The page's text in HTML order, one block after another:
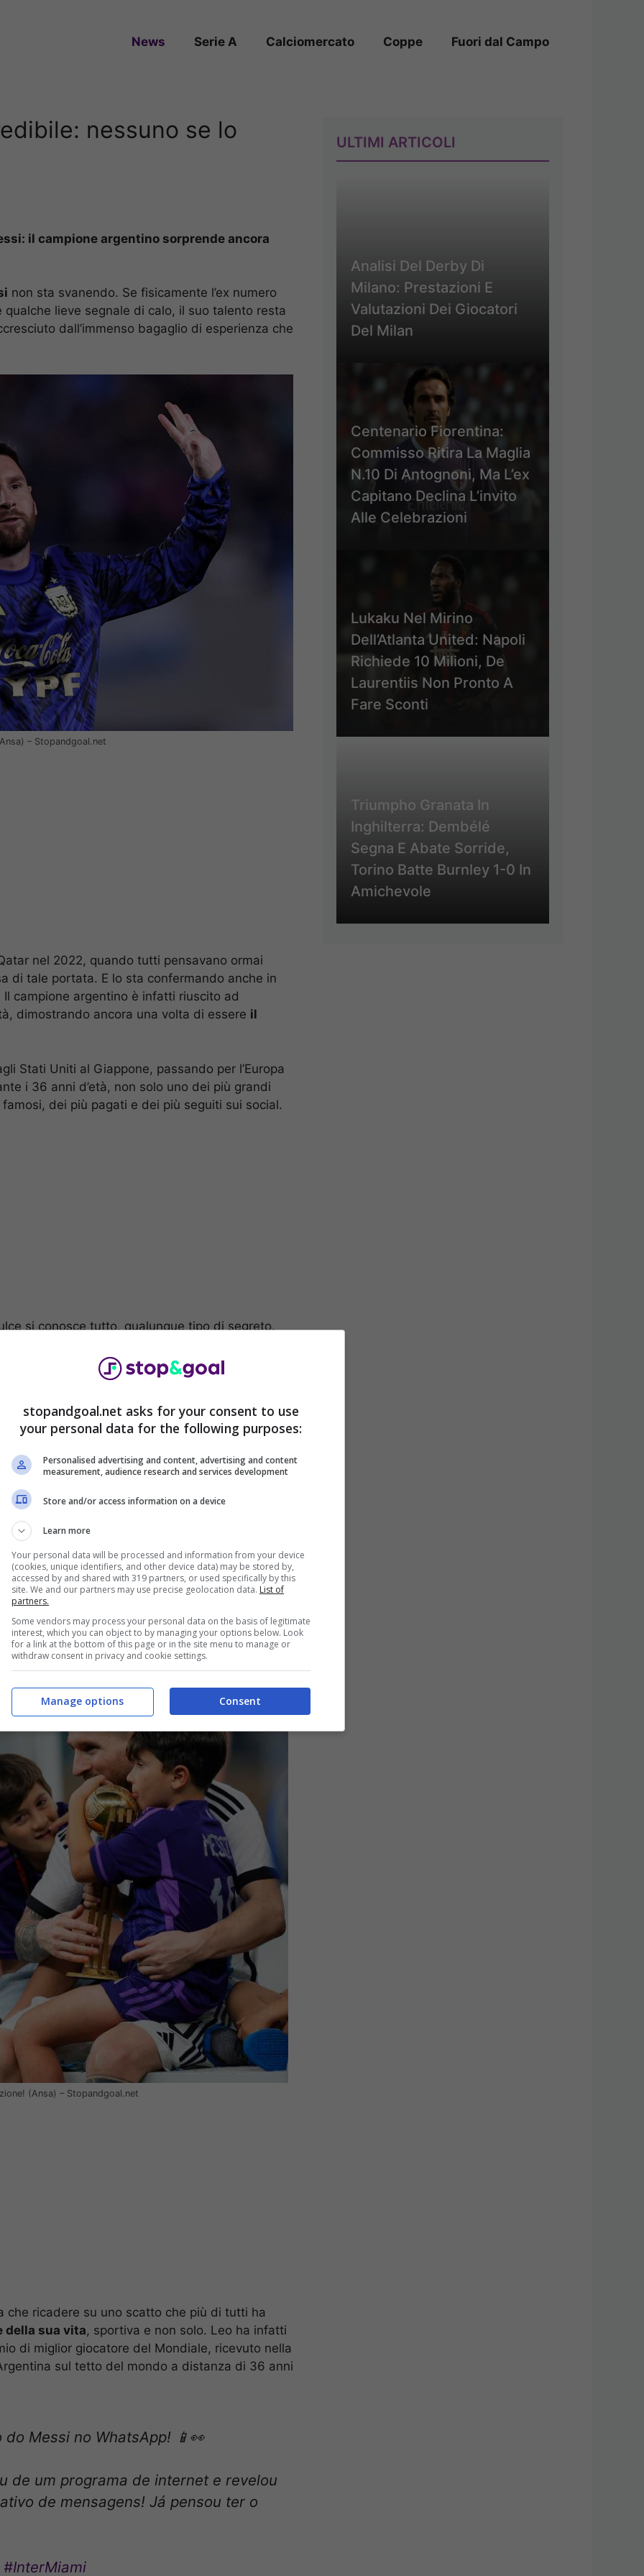
News Serie A Calciomercato Coppe Fuori dal Campo
nessuno se lo
il campione argentino sorprende ancora
non sta svanendo. Se fisicamente l’ex numero
lieve segnale di calo, il suo talento resta
dall’immenso bagaglio di esperienza che
– Stopandgoal.net
nel 2022, quando tutti pensavano ormai
di tale portata. E lo sta confermando anche in
campione argentino è infatti riuscito ad
dimostrando ancora una volta di essere il
Stati Uniti al Giappone, passando per l’Europa
i 36 anni d’età, non solo uno dei più grandi
dei più pagati e dei più seguiti sui social.
si conosce tutto, qualunque tipo di segreto.
ancora state svelate. Fino a qualche giorno
la sua
foto profilo su WhatsApp. Adesso però
è stata resa pubblica: e la sua scelta ha
su WhatsApp? La
di un fuoriclasse planetario come Messi è
i familiari più stretti, gli amici più cari, forse
questo numero così prezioso ci sono però
, che ha pensato bene di togliere una curiosità a
il mondo, rendendo nota una volta per tutte
su WhatsApp.
(Ansa) – Stopandgoal.net
che ricadere su uno scatto che più di tutti ha
della sua vita, sportiva e non solo. Leo ha infatti
di miglior giocatore del Mondiale, ricevuto nella
sul tetto del mondo a distanza di 36 anni
Messi no WhatsApp! 📱👀
de um programa de internet e revelou
de mensagens! Já pensou ter o
#InterMiami
ULTIMI ARTICOLI
Analisi Del Derby Di
Milano: Prestazioni E
Valutazioni Dei Giocatori
Del Milan
Centenario Fiorentina:
Commisso Ritira La Maglia
N.10 Di Antognoni, Ma L’ex
Capitano Declina L’invito
Alle Celebrazioni
Lukaku Nel Mirino
Dell’Atlanta United: Napoli
Richiede 10 Milioni, De
Laurentiis Non Pronto A
Fare Sconti
Triumpho Granata In
Inghilterra: Dembélé
Segna E Abate Sorride,
Torino Batte Burnley 1-0 In
Amichevole
stopandgoal.net asks for your consent to use
your personal data for the following purposes:
Personalised advertising and content, advertising and content
measurement, audience research and services development
Store and/or access information on a device
Learn more
Your personal data will be processed and information from your device
(cookies, unique identifiers, and other device data) may be stored by,
accessed by and shared with 319 partners, or used specifically by this
site. We and our partners may use precise geolocation data. List of
partners.
Some vendors may process your personal data on the basis of legitimate
interest, which you can object to by managing your options below. Look
for a link at the bottom of this page or in the site menu to manage or
withdraw consent in privacy and cookie settings.
Consent
Manage options